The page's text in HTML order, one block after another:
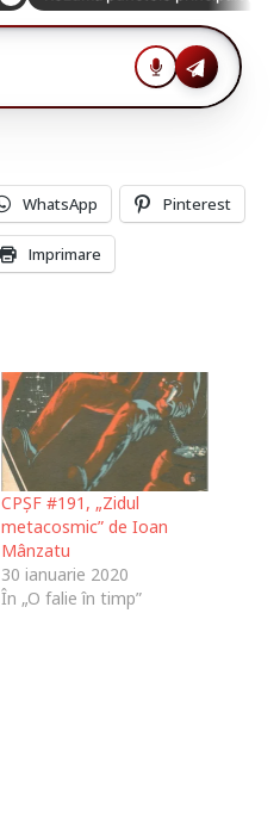
WhatsApp Pinterest
Imprimare
CPȘF #191, „Zidul
metacosmic” de Ioan
Mânzatu
30 ianuarie 2020
În „O falie în timp”